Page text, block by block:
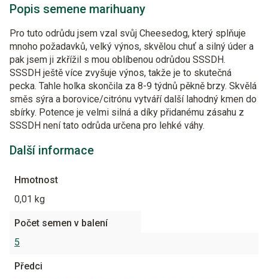
Popis semene marihuany
Pro tuto odrůdu jsem vzal svůj Cheesedog, který splňuje
mnoho požadavků, velký výnos, skvělou chuť a silný úder a
pak jsem ji zkřížil s mou oblíbenou odrůdou SSSDH.
SSSDH ještě více zvyšuje výnos, takže je to skutečná
pecka. Tahle holka skončila za 8-9 týdnů pěkně brzy. Skvělá
směs sýra a borovice/citrónu vytváří další lahodný kmen do
sbírky. Potence je velmi silná a díky přidanému zásahu z
SSSDH není tato odrůda určena pro lehké váhy.
Další informace
Hmotnost
0,01 kg
Počet semen v balení
5
Předci